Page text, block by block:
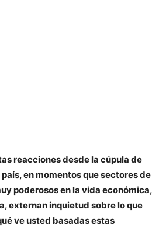
reacciones desde la cúpula de
en momentos que sectores de
poderosos en la vida económica,
externan inquietud sobre lo que
ve usted basadas estas